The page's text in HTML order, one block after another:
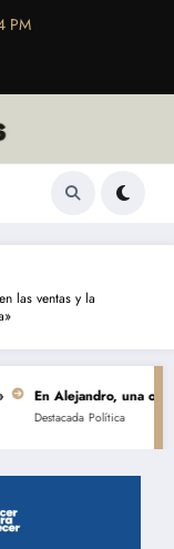
PM
las ventas y la
una obra de $
Política